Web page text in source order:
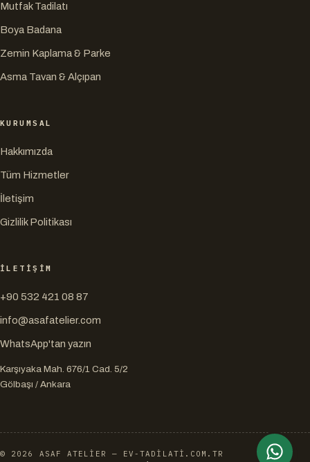
Mutfak Tadilatı
Boya Badana
Zemin Kaplama & Parke
Asma Tavan & Alçıpan
KURUMSAL
Hakkımızda
Tüm Hizmetler
İletişim
Gizlilik Politikası
İLETIŞIM
+90 532 421 08 87
info@asafatelier.com
WhatsApp'tan yazın
Karşıyaka Mah. 676/1 Cad. 5/2
Gölbaşı / Ankara
© 2026 ASAF ATELIER
— EV-TADILATI.COM.TR